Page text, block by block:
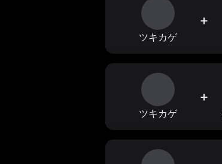
ツキカゲ
+
ツキカゲ
+